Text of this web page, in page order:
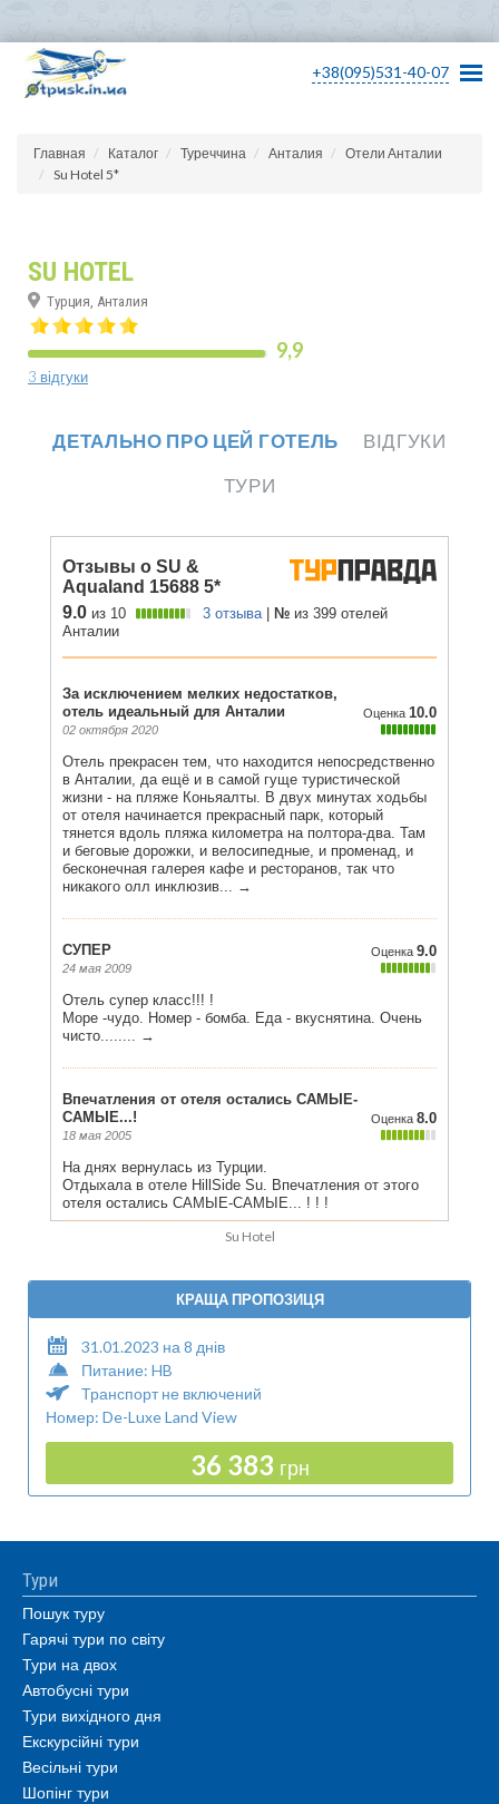
+38(095)531-40-07
Главная Каталог Туреччина Анталия
Отели Анталии
Su Hotel 5*
SU HOTEL
Турция, Анталия
9,9
3 відгуки
ДЕТАЛЬНО ПРО ЦЕЙ ГОТЕЛЬ
ВІДГУКИ
ТУРИ
Su Hotel
КРАЩА ПРОПОЗИЦЯ
31.01.2023 на 8 днів
Питание: HB
Транспорт не включений
Номер: De-Luxe Land View
36 383 грн
Тури
Пошук туру
Гарячі тури по світу
Тури на двох
Автобусні тури
Тури вихідного дня
Екскурсійні тури
Весільні тури
Шопінг тури